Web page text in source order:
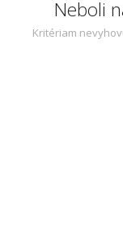
Neboli
Kritériam